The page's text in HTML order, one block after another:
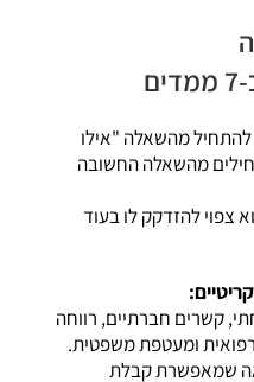
מהשאלה "אילו
מהשאלה החשובה
צפוי להזדקק לו בעוד
קשרים חברתיים, רווחה
רפואית ומעטפת משפטית.
שמאפשרת קבלת